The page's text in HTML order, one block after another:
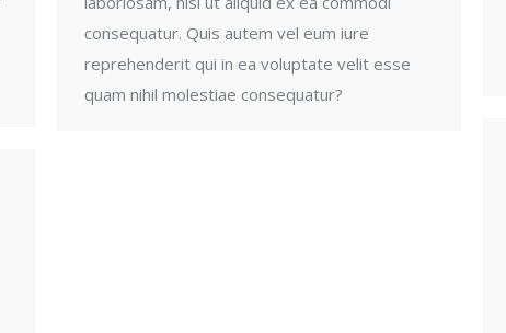
consequatur. Quis autem vel eum iure
reprehenderit qui in ea voluptate velit esse
quam nihil molestiae consequatur?